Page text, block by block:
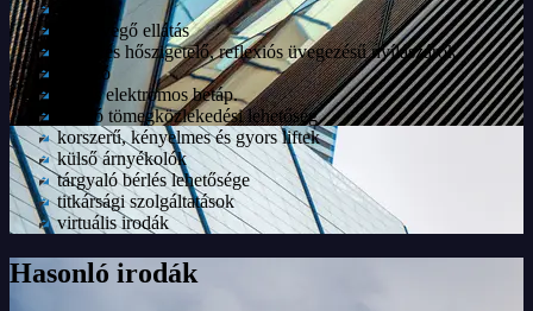
frisslevegő ellátás
hang- és hőszigetelő, reflexiós üvegezésű nyílászárók
kávézó
kettős elektromos betáp.
kiváló tömegközlekedési lehetőség
korszerű, kényelmes és gyors liftek
külső árnyékolók
tárgyaló bérlés lehetősége
titkársági szolgáltatások
virtuális irodák
Hasonló irodák